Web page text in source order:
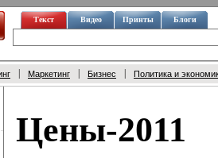
Текст Видео Принты Блоги
Маркетинг Бизнес Политика и
Цены-2011